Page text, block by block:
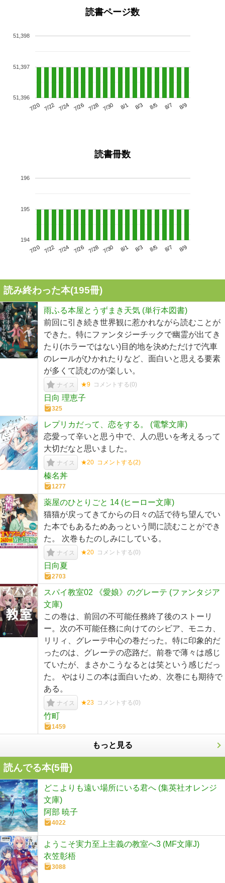
読書ページ数
7/20 7/22 7/24 7/26 7/28 7/30 8/1 8/3 8/5 8/7 8/9
51,396
51,397
51,398
読書冊数
7/20 7/22 7/24 7/26 7/28 7/30 8/1 8/3 8/5 8/7 8/9
194
195
196
読み終わった本(195冊)
雨ふる本屋とうずまき天気 (単行本図書)
前回に引き続き世界観に惹かれながら読むことが
できた。特にファンタジーチックで幽霊が出てき
たり(ホラーではない)目的地を決めただけで汽車
のレールがひかれたりなど、面白いと思える要素
が多くて読むのが楽しい。
ナイス ★9 コメントする(0)
日向 理恵子
325
レプリカだって、恋をする。 (電撃文庫)
恋愛って辛いと思う中で、人の思いを考えるって
大切だなと思いました。
ナイス ★20 コメントする(2)
榛名丼
1277
薬屋のひとりごと 14 (ヒーロー文庫)
猫猫が戻ってきてからの日々の話で待ち望んでい
た本でもあるためあっという間に読むことができ
た。 次巻もたのしみにしている。
ナイス ★20 コメントする(0)
日向夏
2703
スパイ教室02 《愛娘》のグレーテ (ファンタジア
文庫)
この巻は、前回の不可能任務終了後のストーリ
ー。次の不可能任務に向けてのシビア、モニカ、
リリィ、グレーテ中心の巻だった。特に印象的だ
ったのは、グレーテの恋路だ。前巻で薄々は感じ
ていたが、まさかこうなるとは笑という感じだっ
た。 やはりこの本は面白いため、次巻にも期待で
ある。
ナイス ★23 コメントする(0)
竹町
1459
もっと見る
読んでる本(5冊)
どこよりも遠い場所にいる君へ (集英社オレンジ
文庫)
阿部 暁子
4022
ようこそ実力至上主義の教室へ3 (MF文庫J)
衣笠彰梧
3088